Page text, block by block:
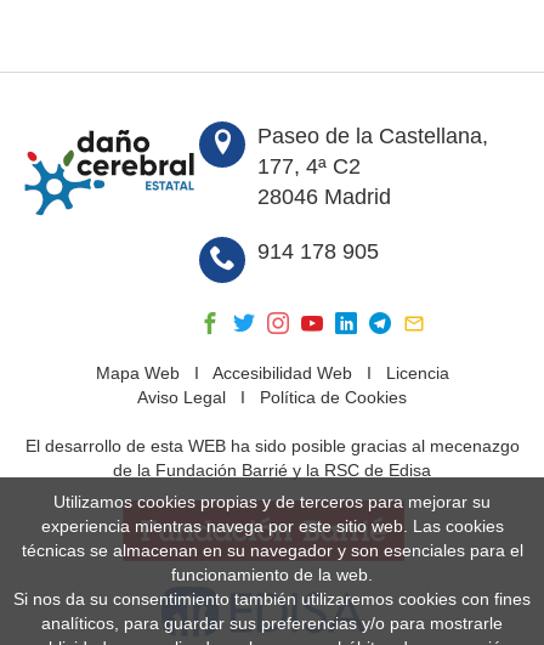
Paseo de la Castellana,
177, 4ª C2
28046 Madrid
914 178 905
Mapa WebI Accesibilidad WebI Licencia
Aviso Legal I Política de Cookies
El desarrollo de esta WEB ha sido posible gracias al mecenazgo
de la Fundación Barrié y la RSC de Edisa
Utilizamos cookies propias y de terceros para mejorar su
experiencia mientras navega por este sitio web. Las cookies
técnicas se almacenan en su navegador y son esenciales para el
funcionamiento de la web.
Si nos da su consentimiento también utilizaremos cookies con fines
analíticos, para guardar sus preferencias y/o para mostrarle